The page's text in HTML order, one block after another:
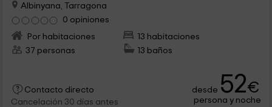
Albinyana, Tarragona
0 opiniones
Por habitaciones
13 habitaciones
37 personas
13 baños
Contacto directo
Cancelación 30 días antes
desde 52€
persona y noche